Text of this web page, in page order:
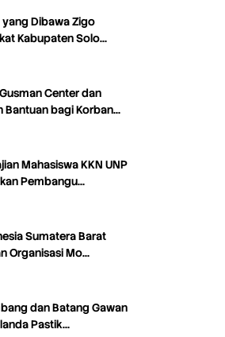
Dibawa Zigo
Kabupaten Solo…
Center dan
Bantuan bagi Korban…
Mahasiswa KKN UNP
Pembangu…
Sumatera Barat
Organisasi Mo…
dan Batang Gawan
Pastik…